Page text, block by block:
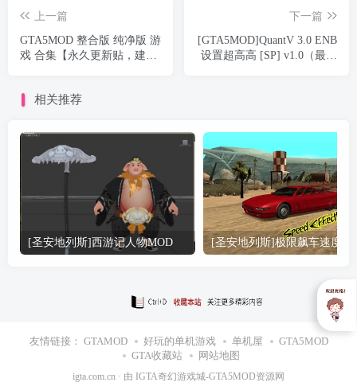
上一篇
GTA5MOD 整合版 纯净版 游
戏 合集【永久更新贴，建议
下一篇
[GTA5MOD]QuantV 3.0 ENB
设置超高高 [SP] v1.0（最终
相关推荐
[圣安地列斯]西游记人物MOD [圣安地列斯]极限飙车速度效
友情链接： GTAMOD 好玩的单机游戏 单机屋
GTA5MOD
GTA收藏站
网站地图
igta.com.cn · 由 IGTA奇幻游戏城-GTA5MOD资源网